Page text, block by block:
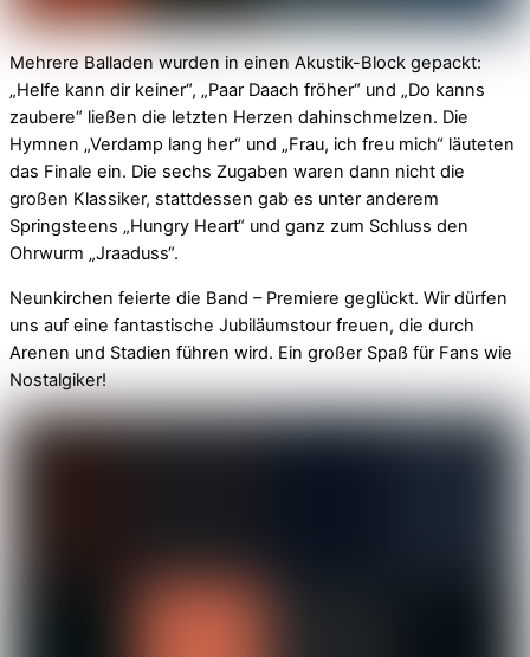
Mehrere Balladen wurden in einen Akustik-Block gepackt:
„Helfe kann dir keiner“, „Paar Daach fröher“ und „Do kanns
zaubere“ ließen die letzten Herzen dahinschmelzen. Die
Hymnen „Verdamp lang her“ und „Frau, ich freu mich“ läuteten
das Finale ein. Die sechs Zugaben waren dann nicht die
großen Klassiker, stattdessen gab es unter anderem
Springsteens „Hungry Heart“ und ganz zum Schluss den
Ohrwurm „Jraaduss“.
Neunkirchen feierte die Band – Premiere geglückt. Wir dürfen
uns auf eine fantastische Jubiläumstour freuen, die durch
Arenen und Stadien führen wird. Ein großer Spaß für Fans wie
Nostalgiker!